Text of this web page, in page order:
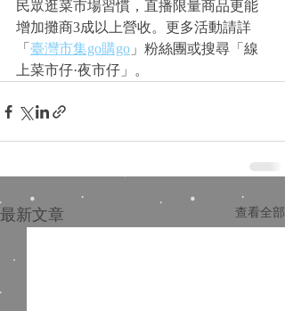
民眾逛菜市場習慣，直播限量商品更能
增加攤商3成以上營收。更多活動請詳
「 臺灣市集go購go 」粉絲團或搜尋「線
上菜市仔·夜市仔」。
最新文章 查看全部